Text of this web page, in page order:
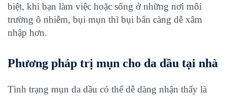
biệt, khi bạn làm việc hoặc sống ở những nơi môi
trường ô nhiễm, bụi mụn thì bụi bẩn càng dễ xâm
nhập hơn.
Phương pháp trị mụn cho da dầu tại nhà
Tình trạng mụn da dầu có thể dễ dàng nhận thấy là